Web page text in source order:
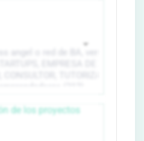
de los proyectos